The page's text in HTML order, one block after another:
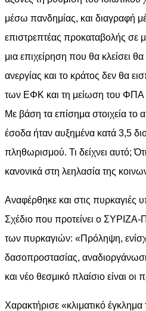
μέσω πανδημίας, και διαγραφή
επιστρεπτέας προκαταβολής σε
μια επιχείρηση που θα κλείσει
ανεργίας και το κράτος δεν θα
των ΕΦΚ και τη μείωση του ΦΠΑ
Με βάση τα επίσημα στοιχεία το
έσοδα ήταν αυξημένα κατά 3,5
πληθωρισμού. Τι δείχνει αυτό;
κανονικά στη λεηλασία της
Αναφέρθηκε και στις πυρκαγιές
Σχέδιο που προτείνει ο ΣΥΡΙΖΑ-
των πυρκαγιών: «Πρόληψη,
δασοπροστασίας,
και νέο θεσμικό πλαίσιο είναι οι
Χαρακτήρισε «κλιματικό